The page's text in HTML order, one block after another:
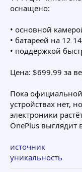
оснащено:
• основной
• батареей на 12
• поддержкой
Цена: $699.99 за
Пока
устройствах нет,
электроники
OnePlus выглядит
источник
уникальность